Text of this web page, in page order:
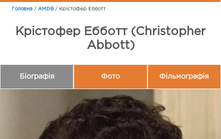
Головна / AMDB / Крістофер Ебботт
Крістофер Ебботт (Christopher
Abbott)
Біографія Фото Фільмографія